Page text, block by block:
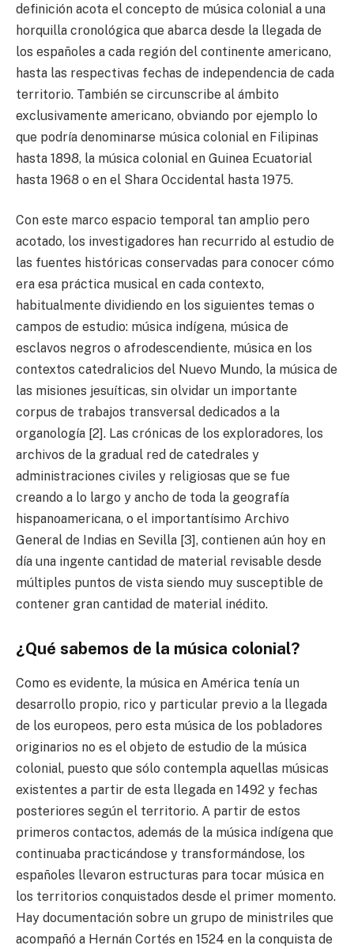
definición acota el concepto de música colonial a una
horquilla cronológica que abarca desde la llegada de
los españoles a cada región del continente americano,
hasta las respectivas fechas de independencia de cada
territorio. También se circunscribe al ámbito
exclusivamente americano, obviando por ejemplo lo
que podría denominarse música colonial en Filipinas
hasta 1898, la música colonial en Guinea Ecuatorial
hasta 1968 o en el Shara Occidental hasta 1975.
Con este marco espacio temporal tan amplio pero
acotado, los investigadores han recurrido al estudio de
las fuentes históricas conservadas para conocer cómo
era esa práctica musical en cada contexto,
habitualmente dividiendo en los siguientes temas o
campos de estudio: música indígena, música de
esclavos negros o afrodescendiente, música en los
contextos catedralicios del Nuevo Mundo, la música de
las misiones jesuíticas, sin olvidar un importante
corpus de trabajos transversal dedicados a la
organología [2]. Las crónicas de los exploradores, los
archivos de la gradual red de catedrales y
administraciones civiles y religiosas que se fue
creando a lo largo y ancho de toda la geografía
hispanoamericana, o el importantísimo Archivo
General de Indias en Sevilla [3], contienen aún hoy en
día una ingente cantidad de material revisable desde
múltiples puntos de vista siendo muy susceptible de
contener gran cantidad de material inédito.
¿Qué sabemos de la música colonial?
Como es evidente, la música en América tenía un
desarrollo propio, rico y particular previo a la llegada
de los europeos, pero esta música de los pobladores
originarios no es el objeto de estudio de la música
colonial, puesto que sólo contempla aquellas músicas
existentes a partir de esta llegada en 1492 y fechas
posteriores según el territorio. A partir de estos
primeros contactos, además de la música indígena que
continuaba practicándose y transformándose, los
españoles llevaron estructuras para tocar música en
los territorios conquistados desde el primer momento.
Hay documentación sobre un grupo de ministriles que
acompañó a Hernán Cortés en 1524 en la conquista de